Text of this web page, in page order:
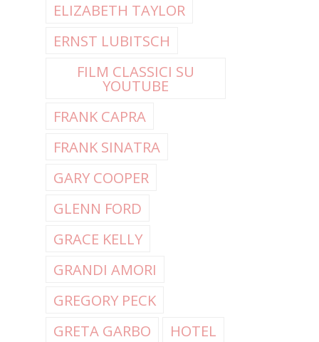
ELIZABETH TAYLOR
ERNST LUBITSCH
FILM CLASSICI SU
YOUTUBE
FRANK CAPRA
FRANK SINATRA
GARY COOPER
GLENN FORD
GRACE KELLY
GRANDI AMORI
GREGORY PECK
GRETA GARBO
HOTEL